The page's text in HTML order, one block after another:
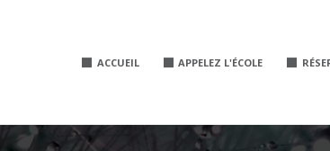
ACCUEIL APPELEZ L'ÉCOLE